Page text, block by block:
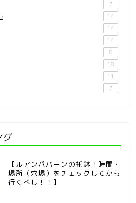
7
14
14
14
8
18
11
7
グ
【ルアンパバーンの托鉢！時間・
場所（穴場）をチェックしてから
行くべし！！】